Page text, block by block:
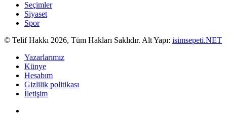
Seçimler
Siyaset
Spor
© Telif Hakkı 2026, Tüm Hakları Saklıdır. Alt Yapı: isimsepeti.NET
Yazarlarımız
Künye
Hesabım
Gizlilik politikası
İletişim